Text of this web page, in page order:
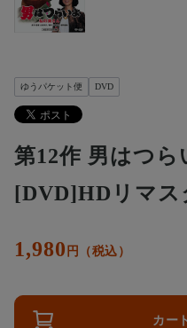
ゆうパケット便 DVD
第12作 男はつ
[DVD]HDリマス
1,980 円（税込）
カー